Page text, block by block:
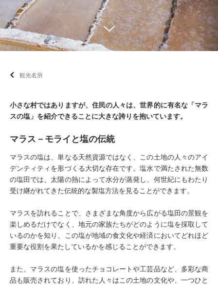
観光名所
小さな村ではありますが、住民の人々は、世界的に有名な「マラ
スの塩」を紹介できることに大きな誇りを抱いています。
マラス－モライと塩の伝統
マラスの塩は、単なる天然資源ではなく、この土地の人々のアイ
デンティティを形づくる大切な存在です。塩水で満たされた無数
の塩田では、太陽の熱によって水分が蒸発し、何世紀にもわたり
受け継がれてきた伝統的な製塩方法を見ることができます。
マラスを訪れることで、さまざまな角度から広がる塩田の景観を
楽しめるだけでなく、地元の家族たちがどのように塩を採取して
いるのかを知り、この塩が地域の食文化や経済においてどれほど
重要な役割を果たしているかを感じることができます。
また、マラスの塩を使ったチョコレートや工芸品など、多彩な商
品も販売されており、訪れた人々はこの土地の文化や、一つひと